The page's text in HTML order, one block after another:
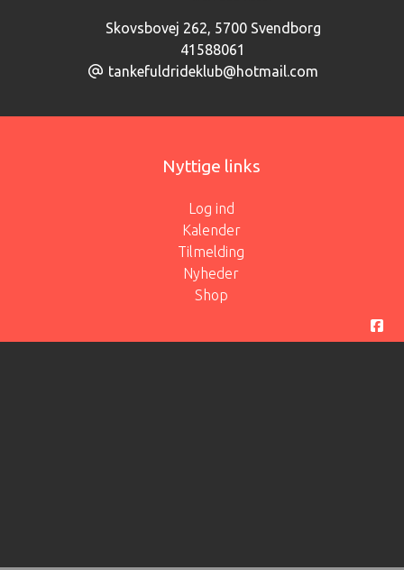
Skovsbovej 262, 5700 Svendborg
41588061
tankefuldrideklub@hotmail.com
Nyttige links
Log ind
Kalender
Tilmelding
Nyheder
Shop